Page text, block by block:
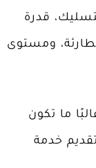
قدرة
ومستوى
ما تكون
تقديم خدمة